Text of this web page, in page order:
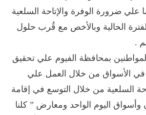
علي ضرورة الوفرة والإتاحة السلعية
الحالية وبالأخص مع قُرب حلول
.
بمحافظة الفيوم علي تحقيق
في الأسواق من خلال العمل علي
السلعية من خلال التوسع في إقامة
اليوم الواحد ومعارض ” كلنا